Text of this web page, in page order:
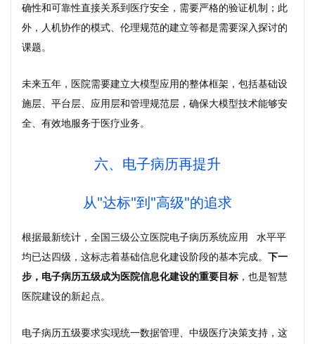
确性和可靠性直接关系到医疗安全，需要严格的验证机制；此
外，人机协作的模式、伦理规范的建立等都是需要深入探讨的
课题。
未来五年，医院需要建立大模型应用的整体框架，包括基础设
施层、平台层、应用层和管理规范层，确保大模型技术能够安
全、有效地服务于医疗业务。
六、电子病历再提升
从"达标"到"高级"的追求
根据最新统计，全国三级公立医院电子病历系统应用
水平平
均已达四级，这标志着基础信息化建设阶段的基本完成。 下一
步，电子病历五级成为医院信息化建设的重要目标 ，也是智慧
医院建设的新起点。
电子病历五级要求实现统一数据管理、中级医疗决策支持，这